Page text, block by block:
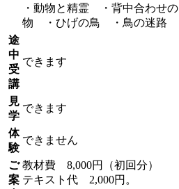
・動物と精霊 ・背中合わせ
物 ・ひげの鳥 ・鳥の迷路
途
中
受
講
できます
見
学
できます
体
験
できません
ご
案
教材費 8,000円（初回分）
テキスト代 2,000円。